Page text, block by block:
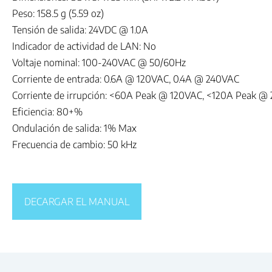
Peso: 158.5 g (5.59 oz)
Tensión de salida: 24VDC @ 1.0A
Indicador de actividad de LAN: No
Voltaje nominal: 100-240VAC @ 50/60Hz
Corriente de entrada: 0.6A @ 120VAC, 0.4A @ 240VAC
Corriente de irrupción: <60A Peak @ 120VAC, <120A Peak @
Eficiencia: 80+%
Ondulación de salida: 1% Max
Frecuencia de cambio: 50 kHz
DECARGAR EL MANUAL